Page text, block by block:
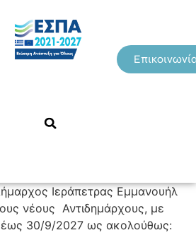
Ιεράπετρας Εμμανουήλ
νέους Αντιδημάρχους, με
έως 30/9/2027 ως ακολούθως: